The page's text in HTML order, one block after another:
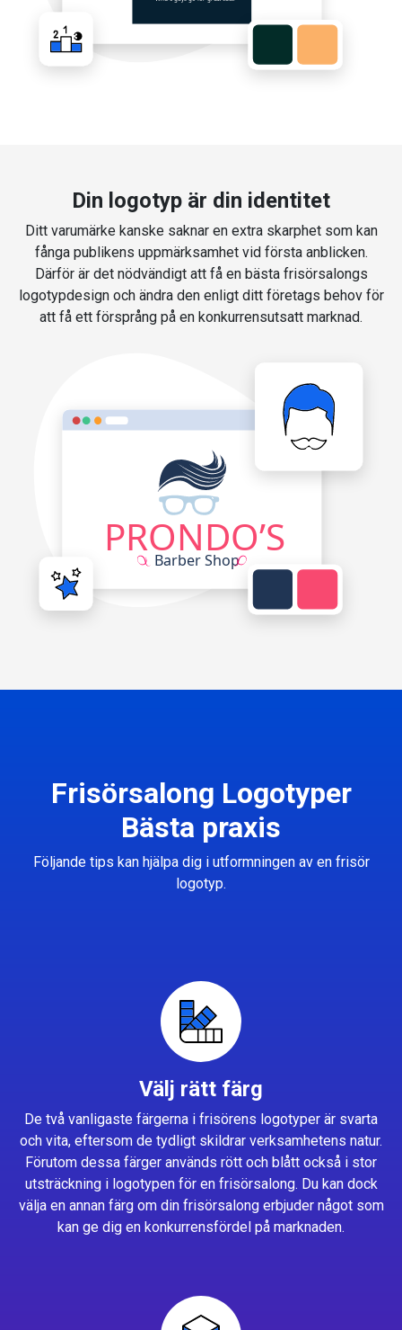
Din logotyp är din identitet
Ditt varumärke kanske saknar en extra skarphet som kan
fånga publikens uppmärksamhet vid första anblicken.
Därför är det nödvändigt att få en bästa frisörsalongs
logotypdesign och ändra den enligt ditt företags behov för
att få ett försprång på en konkurrensutsatt marknad.
Frisörsalong Logotyper
Bästa praxis
Följande tips kan hjälpa dig i utformningen av en frisör
logotyp.
Välj rätt färg
De två vanligaste färgerna i frisörens logotyper är svarta
och vita, eftersom de tydligt skildrar verksamhetens natur.
Förutom dessa färger används rött och blått också i stor
utsträckning i logotypen för en frisörsalong. Du kan dock
välja en annan färg om din frisörsalong erbjuder något som
kan ge dig en konkurrensfördel på marknaden.